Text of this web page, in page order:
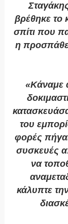
βρέθηκε το
σπίτι που
η
«Κάναμε
του
φορές
συσκευές
να
κάλυπτε